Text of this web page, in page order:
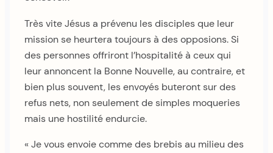
Très vite Jésus a prévenu les disciples que leur
mission se heurtera toujours à des opposions. Si
des personnes offriront l’hospitalité à ceux qui
leur annoncent la Bonne Nouvelle, au contraire, et
bien plus souvent, les envoyés buteront sur des
refus nets, non seulement de simples moqueries
mais une hostilité endurcie.
« Je vous envoie comme des brebis au milieu des